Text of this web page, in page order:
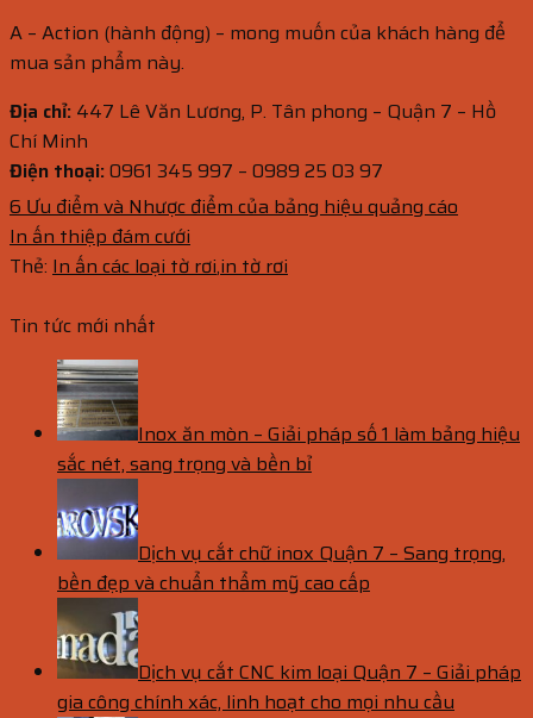
A – Action (hành động) – mong muốn của khách hàng để
mua sản phẩm này.
Địa chỉ: 447 Lê Văn Lương, P. Tân phong – Quận 7 – Hồ
Chí Minh
Điện thoại:0961 345 997 – 0989 25 03 97
6 Ưu điểm và Nhược điểm của bảng hiệu quảng cáo
In ấn thiệp đám cưới
Thẻ: In ấn các loại tờ rơi,in tờ rơi
Tin tức mới nhất
Inox ăn mòn – Giải pháp số 1 làm bảng hiệu
sắc nét, sang trọng và bền bỉ
Dịch vụ cắt chữ inox Quận 7 – Sang trọng,
bền đẹp và chuẩn thẩm mỹ cao cấp
Dịch vụ cắt CNC kim loại Quận 7 – Giải pháp
gia công chính xác, linh hoạt cho mọi nhu cầu